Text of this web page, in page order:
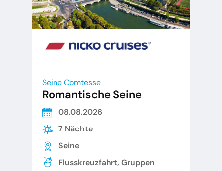
Seine Comtesse
Romantische Seine
08.08.2026
7 Nächte
Seine
Flusskreuzfahrt, Gruppen